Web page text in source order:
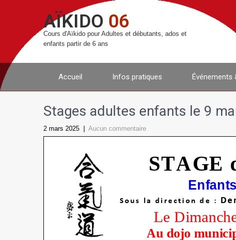
AÏKIDO 06
Cours d'Aïkido pour Adultes et débutants, ados et
enfants partir de 6 ans
Accueil Infos pratiques Événements
Stages adultes enfants le 9
2 mars 2025 Aucun commentaire